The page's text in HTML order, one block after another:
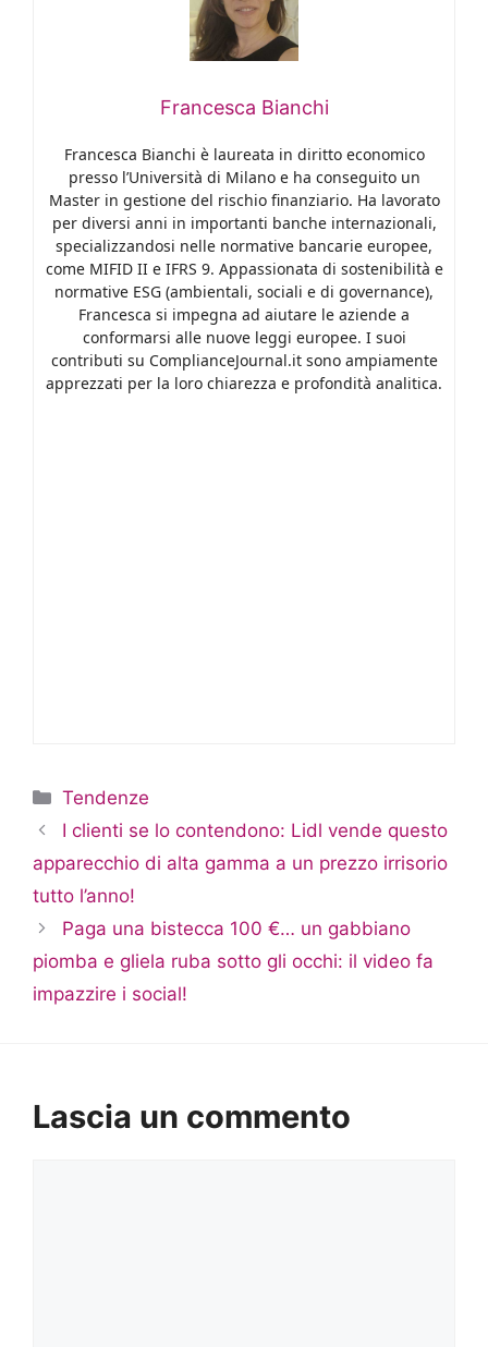
Francesca Bianchi
Francesca Bianchi è laureata in diritto economico
presso l’Università di Milano e ha conseguito un
Master in gestione del rischio finanziario. Ha lavorato
per diversi anni in importanti banche internazionali,
specializzandosi nelle normative bancarie europee,
come MIFID II e IFRS 9. Appassionata di sostenibilità e
normative ESG (ambientali, sociali e di governance),
Francesca si impegna ad aiutare le aziende a
conformarsi alle nuove leggi europee. I suoi
contributi su ComplianceJournal.it sono ampiamente
apprezzati per la loro chiarezza e profondità analitica.
Categorie
Tendenze
I clienti se lo contendono: Lidl vende questo
apparecchio di alta gamma a un prezzo irrisorio
tutto l’anno!
Paga una bistecca 100 €… un gabbiano
piomba e gliela ruba sotto gli occhi: il video fa
impazzire i social!
Lascia un commento